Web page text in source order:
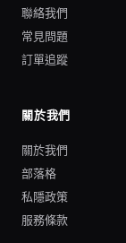
聯絡我們
常見問題
訂單追蹤
關於我們
關於我們
部落格
私隱政策
服務條款